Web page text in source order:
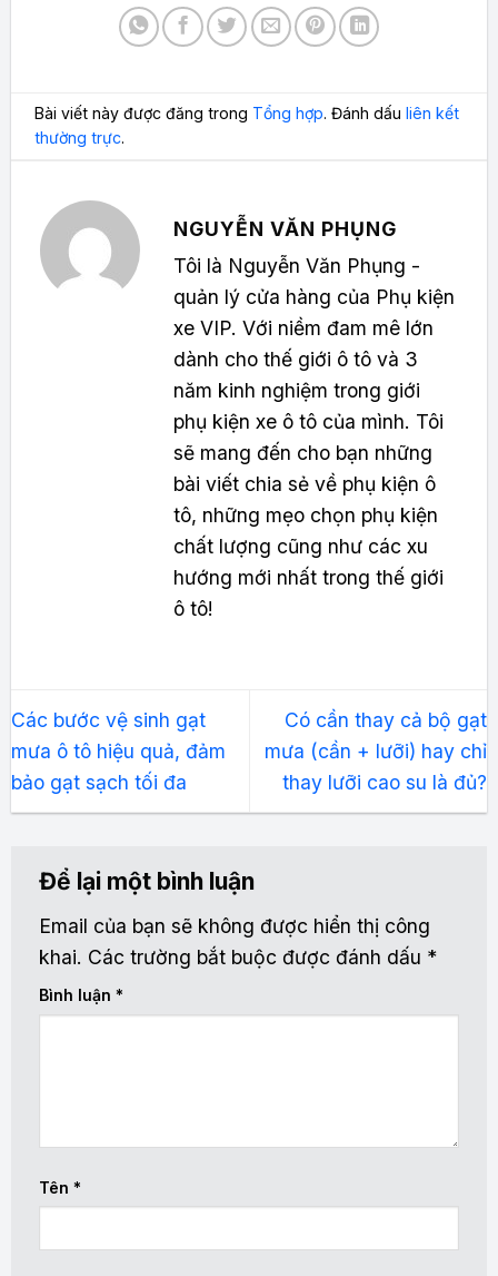
Bài viết này được đăng trong Tổng hợp. Đánh dấuliên kết
thường trực.
NGUYỄN VĂN PHỤNG
Tôi là Nguyễn Văn Phụng -
quản lý cửa hàng của Phụ kiện
xe VIP. Với niềm đam mê lớn
dành cho thế giới ô tô và 3
năm kinh nghiệm trong giới
phụ kiện xe ô tô của mình. Tôi
sẽ mang đến cho bạn những
bài viết chia sẻ về phụ kiện ô
tô, những mẹo chọn phụ kiện
chất lượng cũng như các xu
hướng mới nhất trong thế giới
ô tô!
Các bước vệ sinh gạt
mưa ô tô hiệu quả, đảm
bảo gạt sạch tối đa
Có cần thay cả bộ gạt
mưa (cần + lưỡi) hay chỉ
thay lưỡi cao su là đủ?
Để lại một bình luận
Email của bạn sẽ không được hiển thị công
khai. Các trường bắt buộc được đánh dấu *
Bình luận *
Tên *